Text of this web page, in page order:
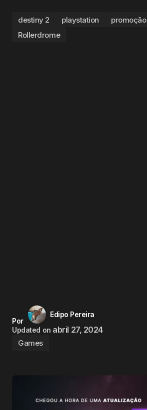
destiny 2 playstation promoção
Rollerdrome
Por
Edipo Pereira
Updated on abril 27, 2024
Games